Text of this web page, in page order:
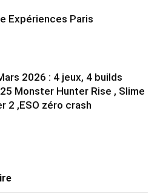
Expériences Paris
2026 : 4 jeux, 4 builds
Monster Hunter Rise , Slime
2 ,ESO zéro crash